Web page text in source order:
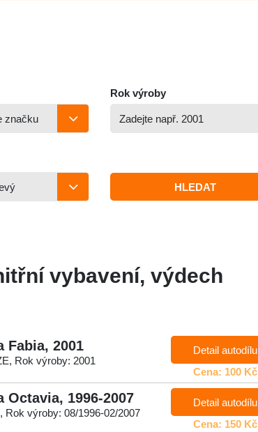
Rok výroby
HLEDAT
vybavení, výdech
Fabia, 2001
Rok výroby: 2001
Detail autodílu
Cena: 100 Kč
1996-2007
Rok výroby: 08/1996-02/2007
Detail autodílu
Cena: 150 Kč